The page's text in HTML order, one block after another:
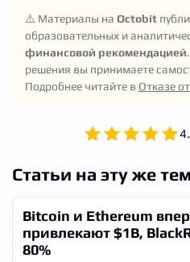
даже при небольшой доле в
⚠️ Материалы на Octobit
образовательных и
финансовой рекомендацией
решения вы принимаете
Подробнее читайте в Отказе
Статьи на эту же
Bitcoin и Ethereum
привлекают $1B,
80%